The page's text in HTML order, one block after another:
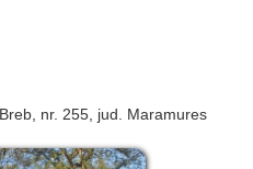
Breb , nr. 255 , jud. Maramures